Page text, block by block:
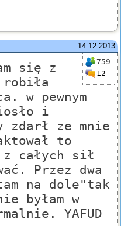
14.12.2013
759
12
się z
robiła
w pewnym
i
zdarł ze mnie
to
całych sił
Przez dwa
na dole"tak
byłam w
YAFUD